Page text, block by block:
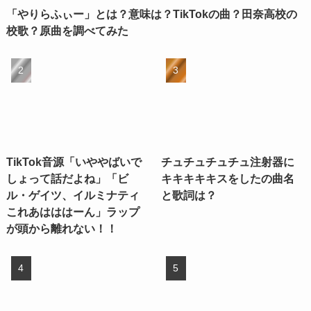
「やりらふぃー」とは？意味は？TikTokの曲？田奈高校の
校歌？原曲を調べてみた
TikTok音源「いややばいで
しょって話だよね」「ビ
ル・ゲイツ、イルミナティ
これあはははーん」ラップ
が頭から離れない！！
チュチュチュチュ注射器に
キキキキキスをしたの曲名
と歌詞は？